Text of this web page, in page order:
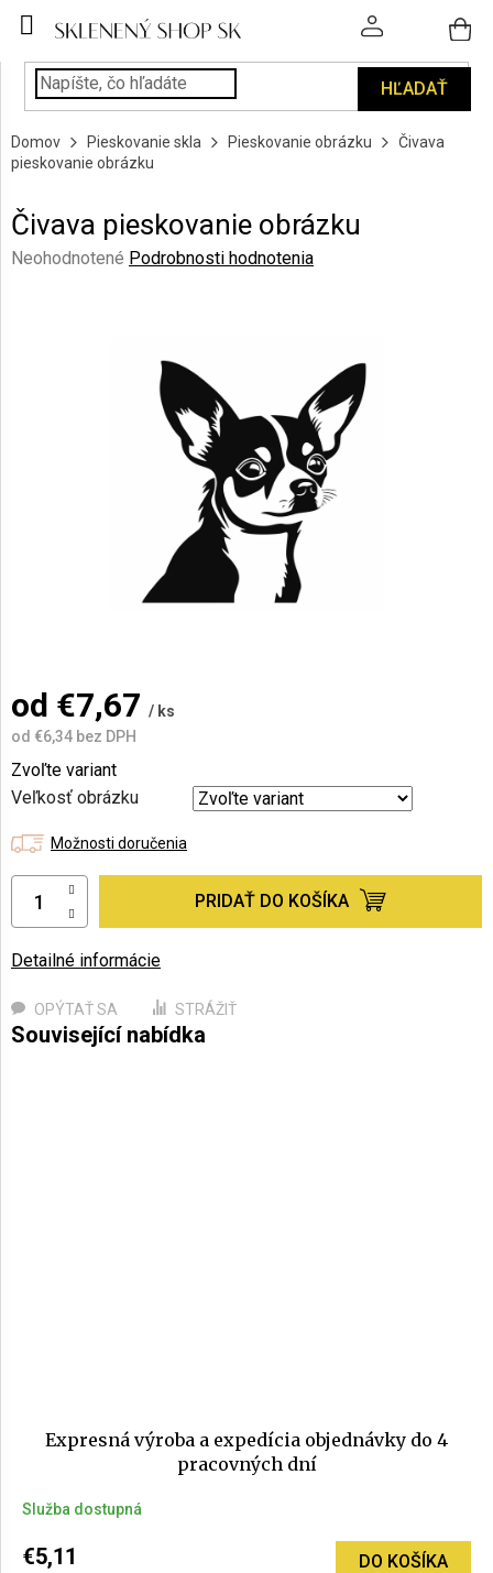
HĽADAŤ
POHÁRE
PODÁVANIE
NÁPOJOV
KUCHYŇA
A
Domov Pieskovanie skla Pieskovanie obrázku
Čivava
pieskovanie obrázku
Čivava pieskovanie obrázku
Priemerné
Neohodnotené Podrobnosti hodnotenia
od €7,67 / ks
od €6,34 bez DPH
Jednotková
cena:
Zvoľte variant
Veľkosť obrázku
Možnosti doručenia
PRIDAŤ DO KOŠÍKA
Detailné informácie
OPÝTAŤ SA STRÁŽIŤ
Expresná výroba a expedícia objednávky do 4
pracovných dní
Služba dostupná
€5,11 DO KOŠÍKA